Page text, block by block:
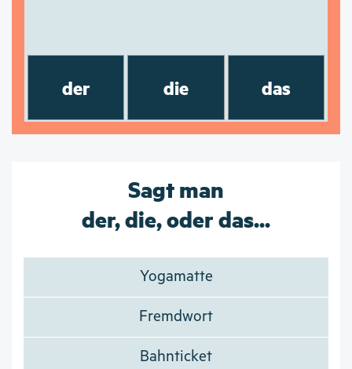
der die das
Sagt man
der, die, oder das...
Yogamatte
Fremdwort
Bahnticket